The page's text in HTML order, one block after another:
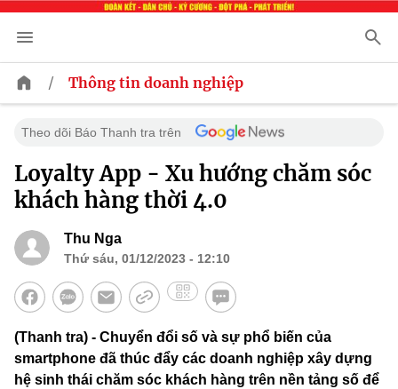
/ Thông tin doanh nghiệp
Theo dõi Báo Thanh tra trên
Loyalty App - Xu hướng chăm sóc
khách hàng thời 4.0
Thu Nga
Thứ sáu, 01/12/2023 - 12:10
(Thanh tra) - Chuyển đổi số và sự phổ biến của
smartphone đã thúc đẩy các doanh nghiệp xây dựng
hệ sinh thái chăm sóc khách hàng trên nền tảng số để